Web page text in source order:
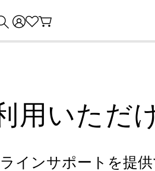
用いただ
インサポートを提供